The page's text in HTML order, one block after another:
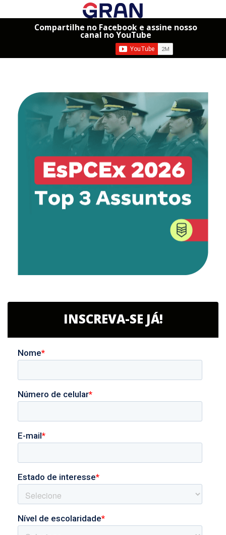
Compartilhe no Facebook e assine nosso
canal no YouTube
INSCREVA-SE JÁ!